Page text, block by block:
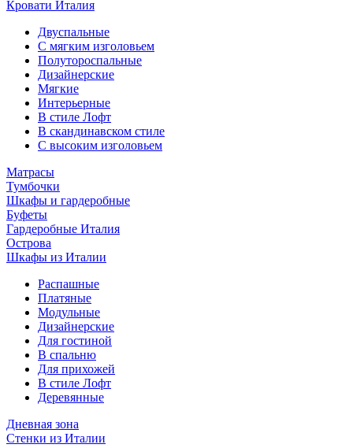
Кровати Италия
Двуспальные
С мягким изголовьем
Полутороспальные
Дизайнерские
Мягкие
Интерьерные
В стиле Лофт
В скандинавском стиле
С высоким изголовьем
Матрасы
Тумбочки
Шкафы и гардеробные
Буфеты
Гардеробные Италия
Острова
Шкафы из Италии
Распашные
Платяные
Модульные
Дизайнерские
Для гостиной
В спальню
Для прихожей
В стиле Лофт
Деревянные
Дневная зона
Стенки из Италии